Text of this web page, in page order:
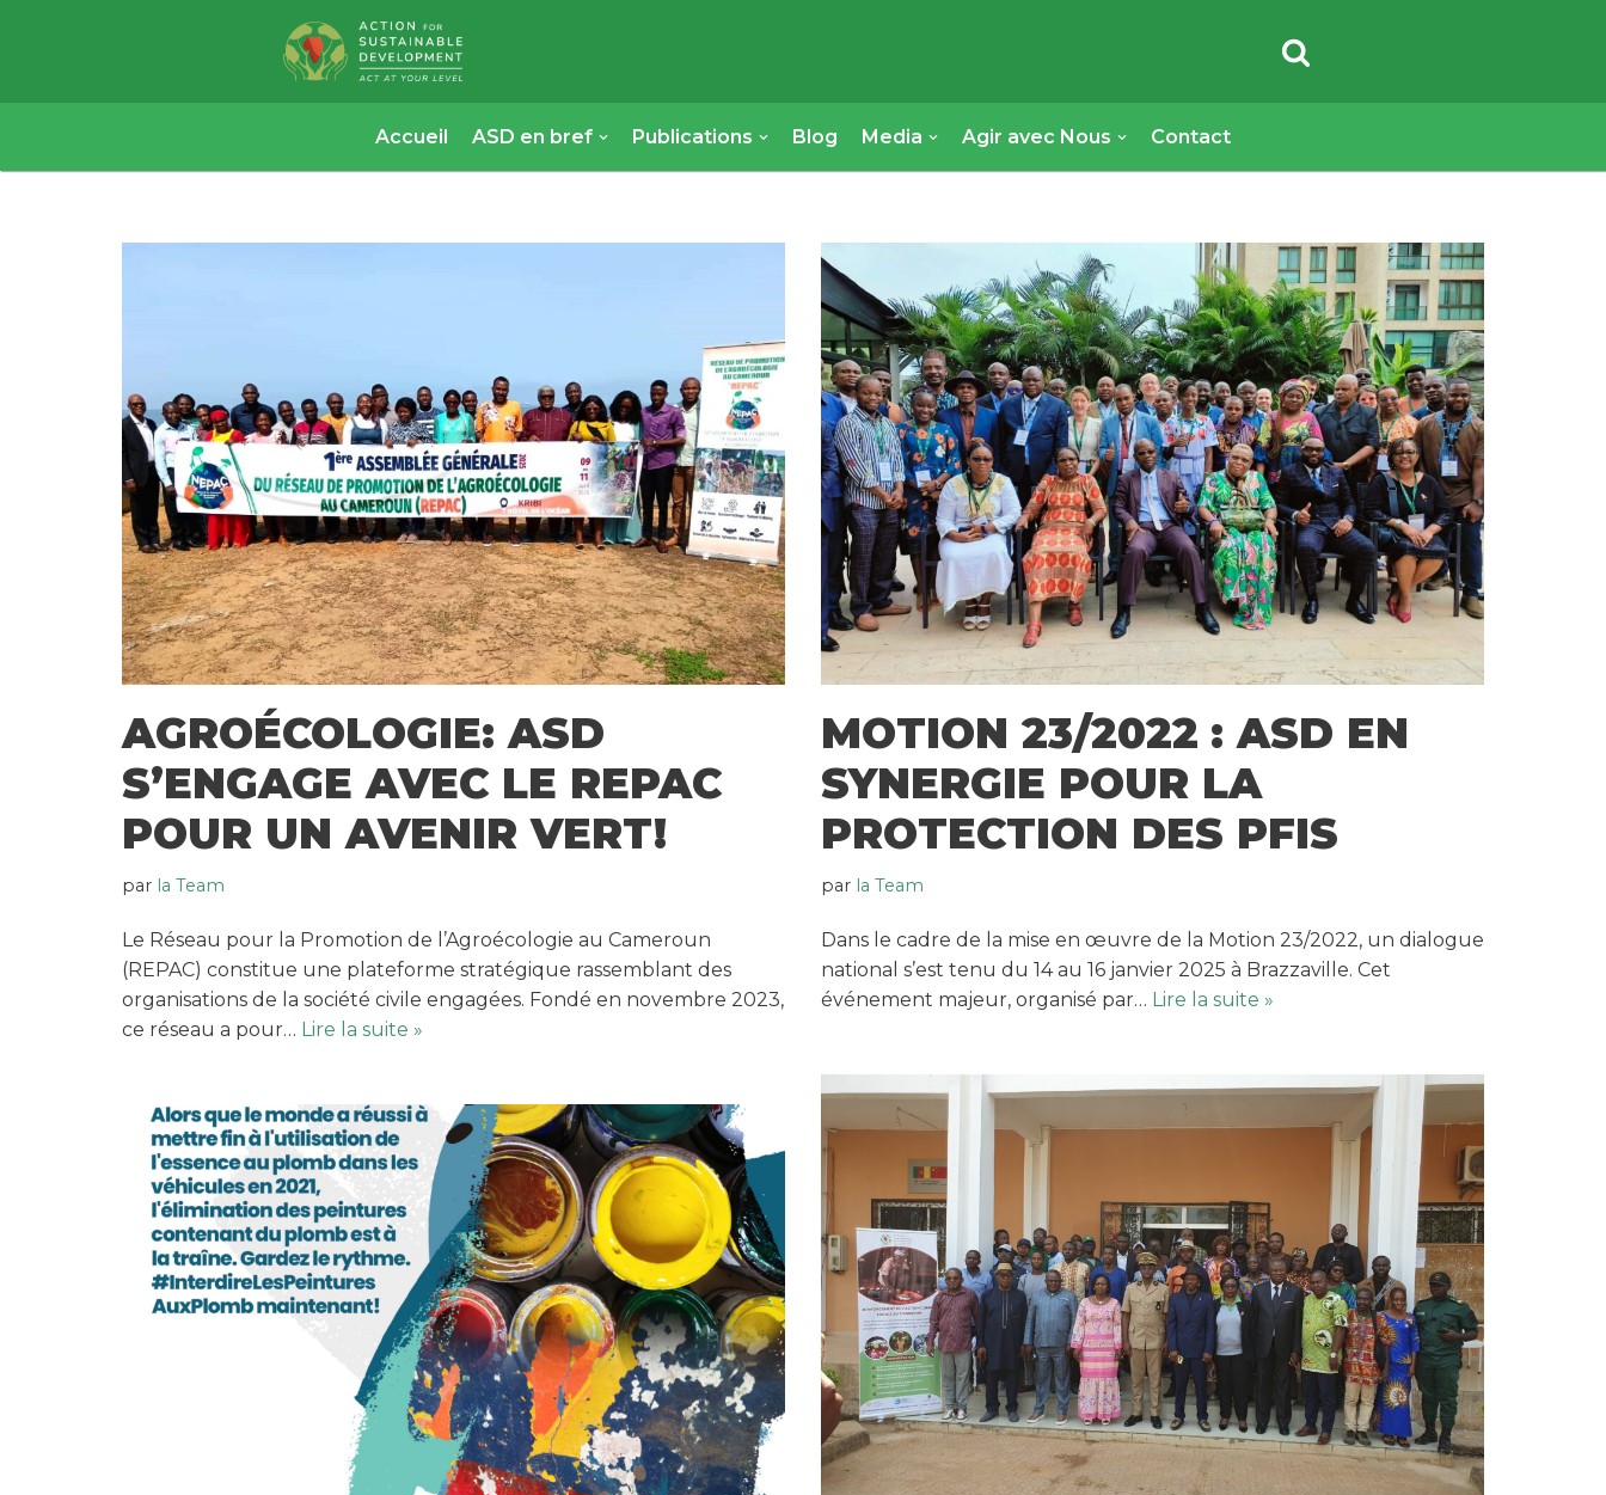
Accueil ASD en bref Publications Blog Media Agir avec Nous Contact
AGROÉCOLOGIE: ASD
S’ENGAGE AVEC LE REPAC
POUR UN AVENIR VERT!
par la Team
Le Réseau pour la Promotion de l’Agroécologie au Cameroun
(REPAC) constitue une plateforme stratégique rassemblant des
organisations de la société civile engagées. Fondé en novembre 2023,
ce réseau a pour… Lire la suite »
MOTION 23/2022 : ASD EN
SYNERGIE POUR LA
PROTECTION DES PFIS
par la Team
Dans le cadre de la mise en œuvre de la Motion 23/2022, un dialogue
national s’est tenu du 14 au 16 janvier 2025 à Brazzaville. Cet
événement majeur, organisé par… Lire la suite »